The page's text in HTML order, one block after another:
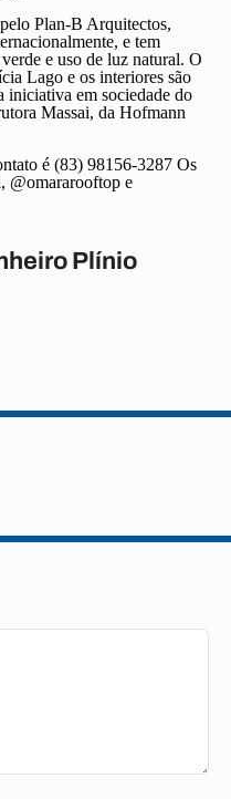
Plan-B Arquitectos,
e tem
e uso de luz natural. O
Lago e os interiores são
iniciativa em sociedade do
Massai, da Hofmann
é (83) 98156-3287 Os
@omararooftop e
Plínio